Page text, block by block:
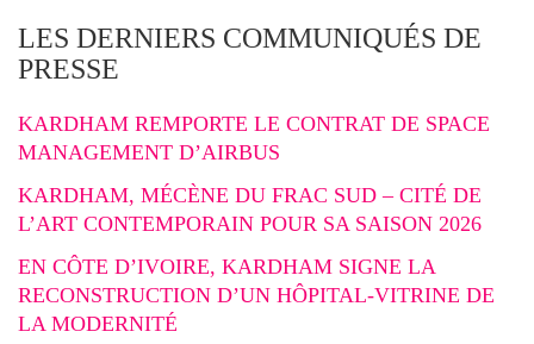
LES DERNIERS COMMUNIQUÉS DE
PRESSE
KARDHAM REMPORTE LE CONTRAT DE SPACE
MANAGEMENT D’AIRBUS
KARDHAM, MÉCÈNE DU FRAC SUD – CITÉ DE
L’ART CONTEMPORAIN POUR SA SAISON 2026
EN CÔTE D’IVOIRE, KARDHAM SIGNE LA
RECONSTRUCTION D’UN HÔPITAL-VITRINE DE
LA MODERNITÉ